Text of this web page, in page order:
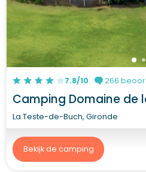
7.8/10 266
Camping Domaine de
La Teste-de-Buch, Gironde
Bekijk de camping